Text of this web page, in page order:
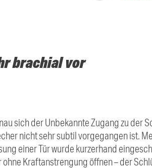
brachial vor
sich der Unbekannte Zugang zu der
nicht sehr subtil vorgegangen ist.
einer Tür wurde kurzerhand
Kraftanstrengung öffnen – der